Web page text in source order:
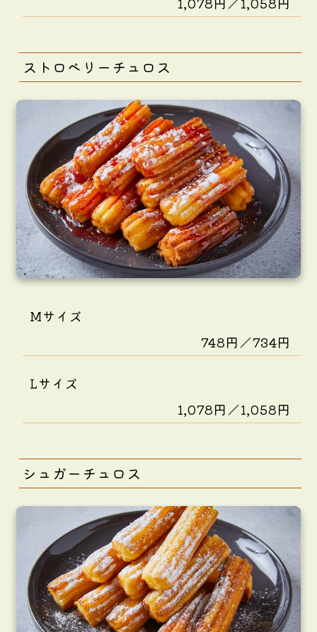
ストロベリーチュロス
Mサイズ
748円／734円
Lサイズ
1,078円／1,058円
シュガーチュロス